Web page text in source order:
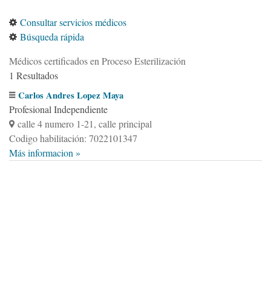
Consultar servicios médicos
Búsqueda rápida
Médicos certificados en Proceso Esterilización
1 Resultados
Carlos Andres Lopez Maya
Profesional Independiente
calle 4 numero 1-21, calle principal
Codigo habilitación: 7022101347
Más informacion »